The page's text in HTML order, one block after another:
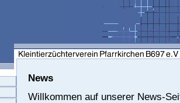
News
Willkommen auf unserer News-